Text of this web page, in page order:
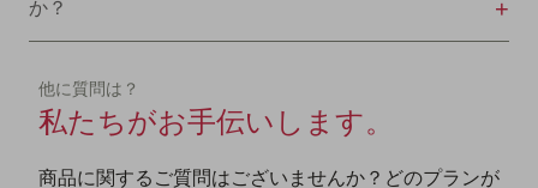
か？
他に質問は？
私たちがお手伝いします。
商品に関するご質問はございませんか？どのプランが